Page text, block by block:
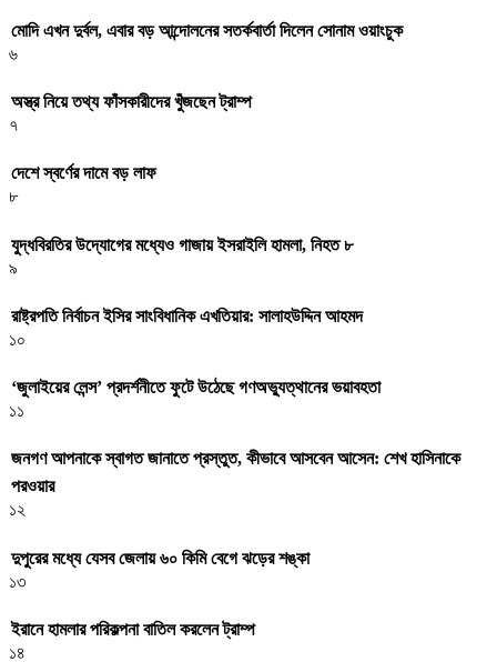
মোদি এখন দুর্বল, এবার বড় আন্দোলনের সতর্কবার্তা দিলেন সোনাম ওয়াংচুক
৬
অস্ত্র নিয়ে তথ্য ফাঁসকারীদের খুঁজছেন ট্রাম্প
৭
দেশে স্বর্ণের দামে বড় লাফ
৮
যুদ্ধবিরতির উদ্যোগের মধ্যেও গাজায় ইসরাইলি হামলা, নিহত ৮
৯
রাষ্ট্রপতি নির্বাচন ইসির সাংবিধানিক এখতিয়ার: সালাহউদ্দিন আহমদ
১০
‘জুলাইয়ের লেন্স’ প্রদর্শনীতে ফুটে উঠেছে গণঅভ্যুত্থানের ভয়াবহতা
১১
জনগণ আপনাকে স্বাগত জানাতে প্রস্তুত, কীভাবে আসবেন আসেন: শেখ হাসিনাকে
পরওয়ার
১২
দুপুরের মধ্যে যেসব জেলায় ৬০ কিমি বেগে ঝড়ের শঙ্কা
১৩
ইরানে হামলার পরিকল্পনা বাতিল করলেন ট্রাম্প
১৪